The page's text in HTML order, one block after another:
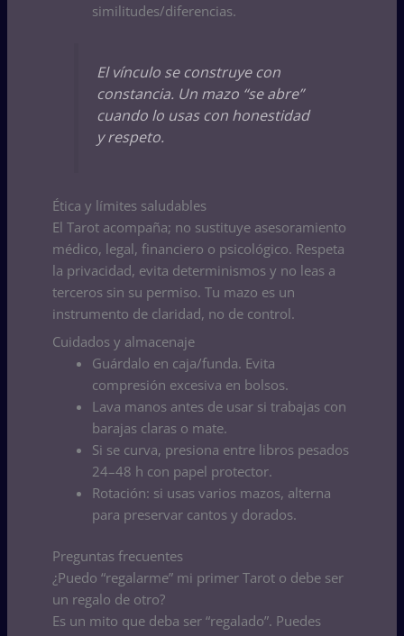
similitudes/diferencias.
El vínculo se construye con
constancia. Un mazo “se abre”
cuando lo usas con honestidad
y respeto.
Ética y límites saludables
El Tarot acompaña; no sustituye asesoramiento
médico, legal, financiero o psicológico. Respeta
la privacidad, evita determinismos y no leas a
terceros sin su permiso. Tu mazo es un
instrumento de claridad, no de control.
Cuidados y almacenaje
Guárdalo en caja/funda. Evita
compresión excesiva en bolsos.
Lava manos antes de usar si trabajas con
barajas claras o mate.
Si se curva, presiona entre libros pesados
24–48 h con papel protector.
Rotación: si usas varios mazos, alterna
para preservar cantos y dorados.
Preguntas frecuentes
¿Puedo “regalarme” mi primer Tarot o debe ser
un regalo de otro?
Es un mito que deba ser “regalado”. Puedes